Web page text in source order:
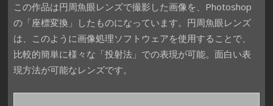
この作品は円周魚眼レンズで撮影した画像を、Photoshop
の「座標変換」したものになっています。円周魚眼レンズ
は、このように画像処理ソフトウェアを使用することで、
比較的簡単に様々な「投射法」での表現が可能。面白い表
現方法が可能なレンズです。